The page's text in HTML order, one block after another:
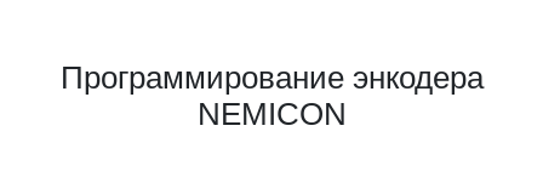
Программирование энкодера
NEMICON